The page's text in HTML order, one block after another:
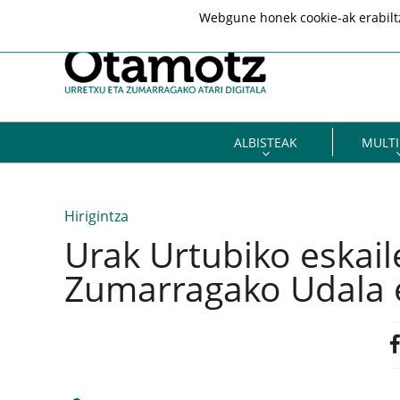
ALBISTEAK
Hirigintza
Urak Urtubiko
Zumarragako
Webgune honek cookie-ak